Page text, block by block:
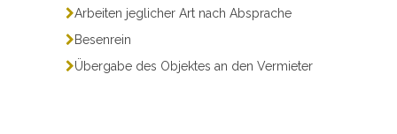
Arbeiten jeglicher Art nach Absprache
Besenrein
Übergabe des Objektes an den Vermieter